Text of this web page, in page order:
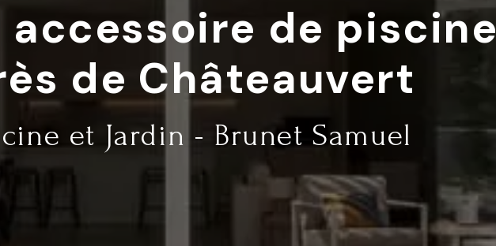
accessoire de piscine
de Châteauvert
et Jardin - Brunet Samuel